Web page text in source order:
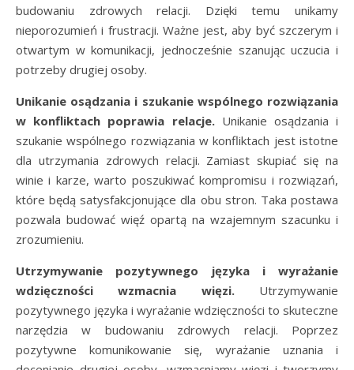
budowaniu zdrowych relacji. Dzięki temu unikamy
nieporozumień i frustracji. Ważne jest, aby być szczerym i
otwartym w komunikacji, jednocześnie szanując uczucia i
potrzeby drugiej osoby.
Unikanie osądzania i szukanie wspólnego rozwiązania
w konfliktach poprawia relacje.Unikanie osądzania i
szukanie wspólnego rozwiązania w konfliktach jest istotne
dla utrzymania zdrowych relacji. Zamiast skupiać się na
winie i karze, warto poszukiwać kompromisu i rozwiązań,
które będą satysfakcjonujące dla obu stron. Taka postawa
pozwala budować więź opartą na wzajemnym szacunku i
zrozumieniu.
Utrzymywanie pozytywnego języka i wyrażanie
wdzięczności wzmacnia więzi.Utrzymywanie
pozytywnego języka i wyrażanie wdzięczności to skuteczne
narzędzia w budowaniu zdrowych relacji. Poprzez
pozytywne komunikowanie się, wyrażanie uznania i